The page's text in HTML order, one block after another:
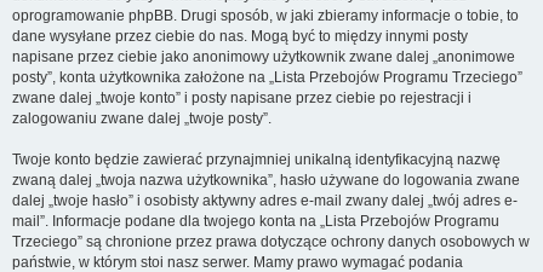
oprogramowanie phpBB. Drugi sposób, w jaki zbieramy informacje o tobie, to
dane wysyłane przez ciebie do nas. Mogą być to między innymi posty
napisane przez ciebie jako anonimowy użytkownik zwane dalej „anonimowe
posty”, konta użytkownika założone na „Lista Przebojów Programu Trzeciego”
zwane dalej „twoje konto” i posty napisane przez ciebie po rejestracji i
zalogowaniu zwane dalej „twoje posty”.
Twoje konto będzie zawierać przynajmniej unikalną identyfikacyjną nazwę
zwaną dalej „twoja nazwa użytkownika”, hasło używane do logowania zwane
dalej „twoje hasło” i osobisty aktywny adres e-mail zwany dalej „twój adres e-
mail”. Informacje podane dla twojego konta na „Lista Przebojów Programu
Trzeciego” są chronione przez prawa dotyczące ochrony danych osobowych w
państwie, w którym stoi nasz serwer. Mamy prawo wymagać podania